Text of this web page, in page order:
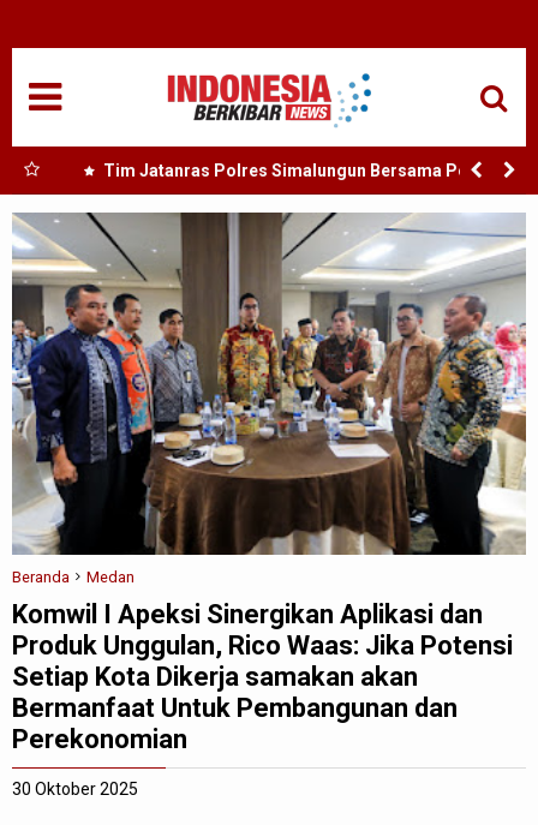
Tim Jatanras Polres Simalungun Bersama Polsek
Gunung Malela Tangkap Tersangka Curas di Riau Usai
Buron Lintas Provinsi
Beranda Medan
Komwil I Apeksi Sinergikan Aplikasi dan
Produk Unggulan, Rico Waas: Jika Potensi
Setiap Kota Dikerja samakan akan
Bermanfaat Untuk Pembangunan dan
Perekonomian
30 Oktober 2025
NASIONAL
SUMUT
MEDAN
TANJUNGBALAI
ACEH
EDUKASI
ADVETORIAL
REDAKSI